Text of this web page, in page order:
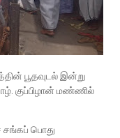
பூதவுடல் இன்று
குப்பிழான் மண்ணில்
சங்கப் பொது